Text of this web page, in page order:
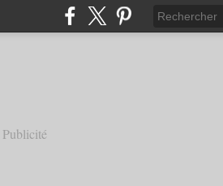
Publicité